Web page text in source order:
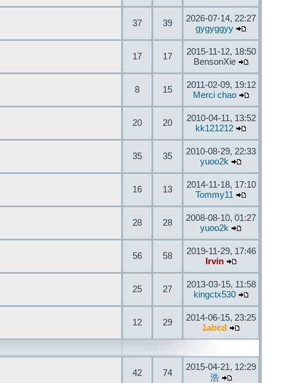
37 39
2026-07-14, 22:27
gygyggyy
17 17
2015-11-12, 18:50
BensonXie
8 15
2011-02-09, 19:12
Merci chao
20 20
2010-04-11, 13:52
kk121212
35 35
2010-08-29, 22:33
yuoo2k
16 13
2014-11-18, 17:10
Tommy11
28 28
2008-08-10, 01:27
yuoo2k
56 58
2019-11-29, 17:46
Irvin
25 27
2013-03-15, 11:58
kingctx530
12 29
2014-06-15, 23:25
1abcd
42 74
2015-04-21, 12:29
浩